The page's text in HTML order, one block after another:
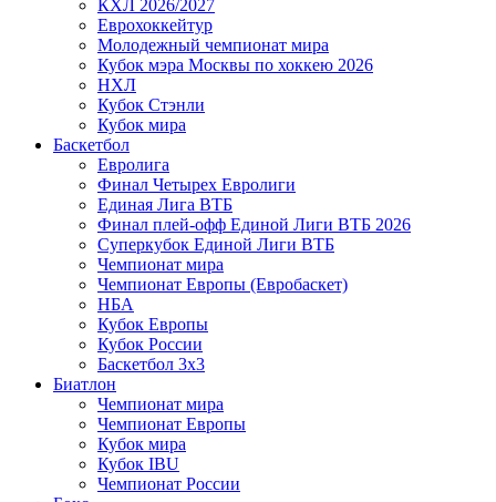
КХЛ 2026/2027
Еврохоккейтур
Молодежный чемпионат мира
Кубок мэра Москвы по хоккею 2026
НХЛ
Кубок Стэнли
Кубок мира
Баскетбол
Евролига
Финал Четырех Евролиги
Единая Лига ВТБ
Финал плей-офф Единой Лиги ВТБ 2026
Суперкубок Единой Лиги ВТБ
Чемпионат мира
Чемпионат Европы (Евробаскет)
НБА
Кубок Европы
Кубок России
Баскетбол 3х3
Биатлон
Чемпионат мира
Чемпионат Европы
Кубок мира
Кубок IBU
Чемпионат России